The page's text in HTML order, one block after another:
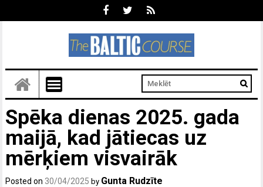
Spēka dienas 2025. gada
maijā, kad jātiecas uz
mērķiem visvairāk
Posted on 30/04/2025 by Gunta Rudzīte